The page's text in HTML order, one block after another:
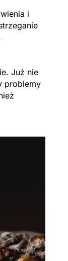
i
Już nie
problemy